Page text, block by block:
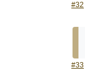
#32
#33